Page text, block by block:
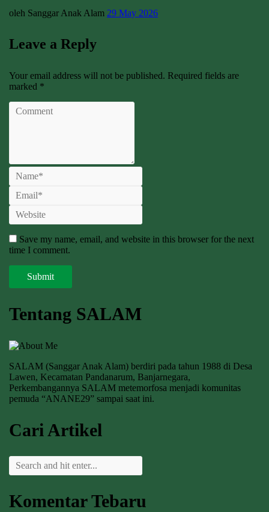
oleh Sanggar Anak Alam 29 May 2026
Leave a Reply
Your email address will not be published. Required fields are
marked *
Save my name, email, and website in this browser for the next
time I comment.
Tentang SALAM
SALAM (Sanggar Anak Alam) berdiri pada tahun 1988 di Desa
Lawen, Kecamatan Pandanarum, Banjarnegara,
Perkembangannya SALAM metemorfosa menjadi komunitas
pemuda “ANANE29” sampai saat ini.
Cari Artikel
Komentar Tebaru